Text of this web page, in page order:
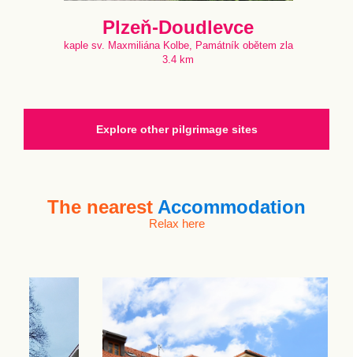
Plzeň-Doudlevce
kaple sv. Maxmiliána Kolbe, Památník obětem zla
3.4 km
Explore other pilgrimage sites
The nearest Accommodation
Relax here